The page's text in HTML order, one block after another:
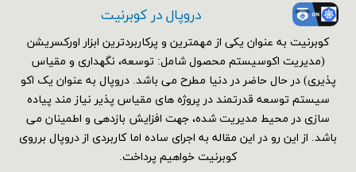
دروپال در کوبرنیت
کوبرنیت به عنوان یکی از مهمترین و پرکاربردترین ابزار اورکسریشن
(مدیریت اکوسیستم محصول شامل: توسعه، نگهداری و مقیاس
پذیری) در حال حاضر در دنیا مطرح می باشد. دروپال به عنوان یک اکو
سیستم توسعه قدرتمند در پروژه های مقیاس پذیر نیاز مند پیاده
سازی در محیط مدیریت شده، جهت افزایش بازدهی و اطمینان می
باشد. از این رو در این مقاله به اجرای ساده اما کاربردی از دروپال برروی
کوبرنیت خواهیم پرداخت.